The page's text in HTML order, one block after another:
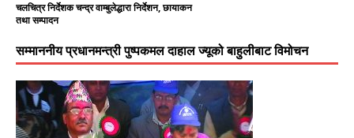
चलचित्र निर्देशक चन्द्र वाम्बुलेद्धारा निर्देशन, छायाकन
तथा सम्पादन
सम्माननीय प्रधानमन्त्री पुष्पकमल दाहाल ज्यूको बाहुलीबाट विमोचन